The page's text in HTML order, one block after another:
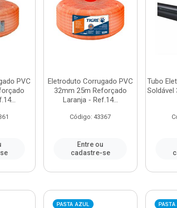
PVC
Eletroduto Corrugado PVC
32mm 25m Reforçado
Laranja - Ref.14...
Código: 43367
Entre ou
cadastre-se
Tubo
Soldável
PASTA AZUL